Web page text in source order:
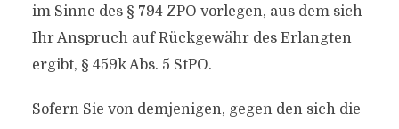
im Sinne des § 794 ZPO vorlegen, aus dem sich
Ihr Anspruch auf Rückgewähr des Erlangten
ergibt, § 459k Abs. 5 StPO.
Sofern Sie von demjenigen, gegen den sich die